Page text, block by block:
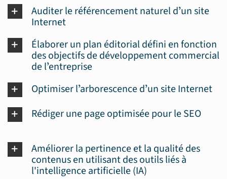
Auditer le référencement naturel dʼun site
Internet
Élaborer un plan éditorial défini en fonction
des objectifs de développement commercial
de lʼentreprise
Optimiser lʼarborescence dʼun site Internet
Rédiger une page optimisée pour le SEO
Améliorer la pertinence et la qualité des
contenus en utilisant des outils liés à
l'intelligence artificielle (IA)